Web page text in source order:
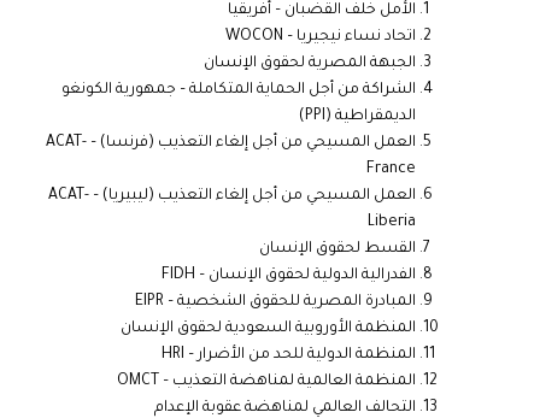
الأمل خلف القضبان – أفريقيا
اتحاد نساء نيجيريا – WOCON
الجبهة المصرية لحقوق الإنسان
الشراكة من أجل الحماية المتكاملة – جمهورية الكونغو
الديمقراطية (PPI
)
العمل المسيحي من أجل إلغاء التعذيب (فرنسا) – ACAT-
France
العمل المسيحي من أجل إلغاء التعذيب (ليبيريا) – ACAT-
Liberia
القسط لحقوق الإنسان
الفدرالية الدولية لحقوق الإنسان – FIDH
المبادرة المصرية للحقوق الشخصية – EIPR
المنظمة الأوروبية السعودية لحقوق الإنسان
المنظمة الدولية للحد من الأضرار – HRI
المنظمة العالمية لمناهضة التعذيب – OMCT
التحالف العالمي لمناهضة عقوبة الإعدام